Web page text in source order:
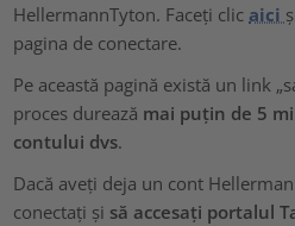
HellermannTyton. Faceți clic aici
pagina de conectare.
Pe această pagină există un link
proces durează mai puțin de 5
contului dvs.
Dacă aveți deja un cont
conectați și să accesați portalul